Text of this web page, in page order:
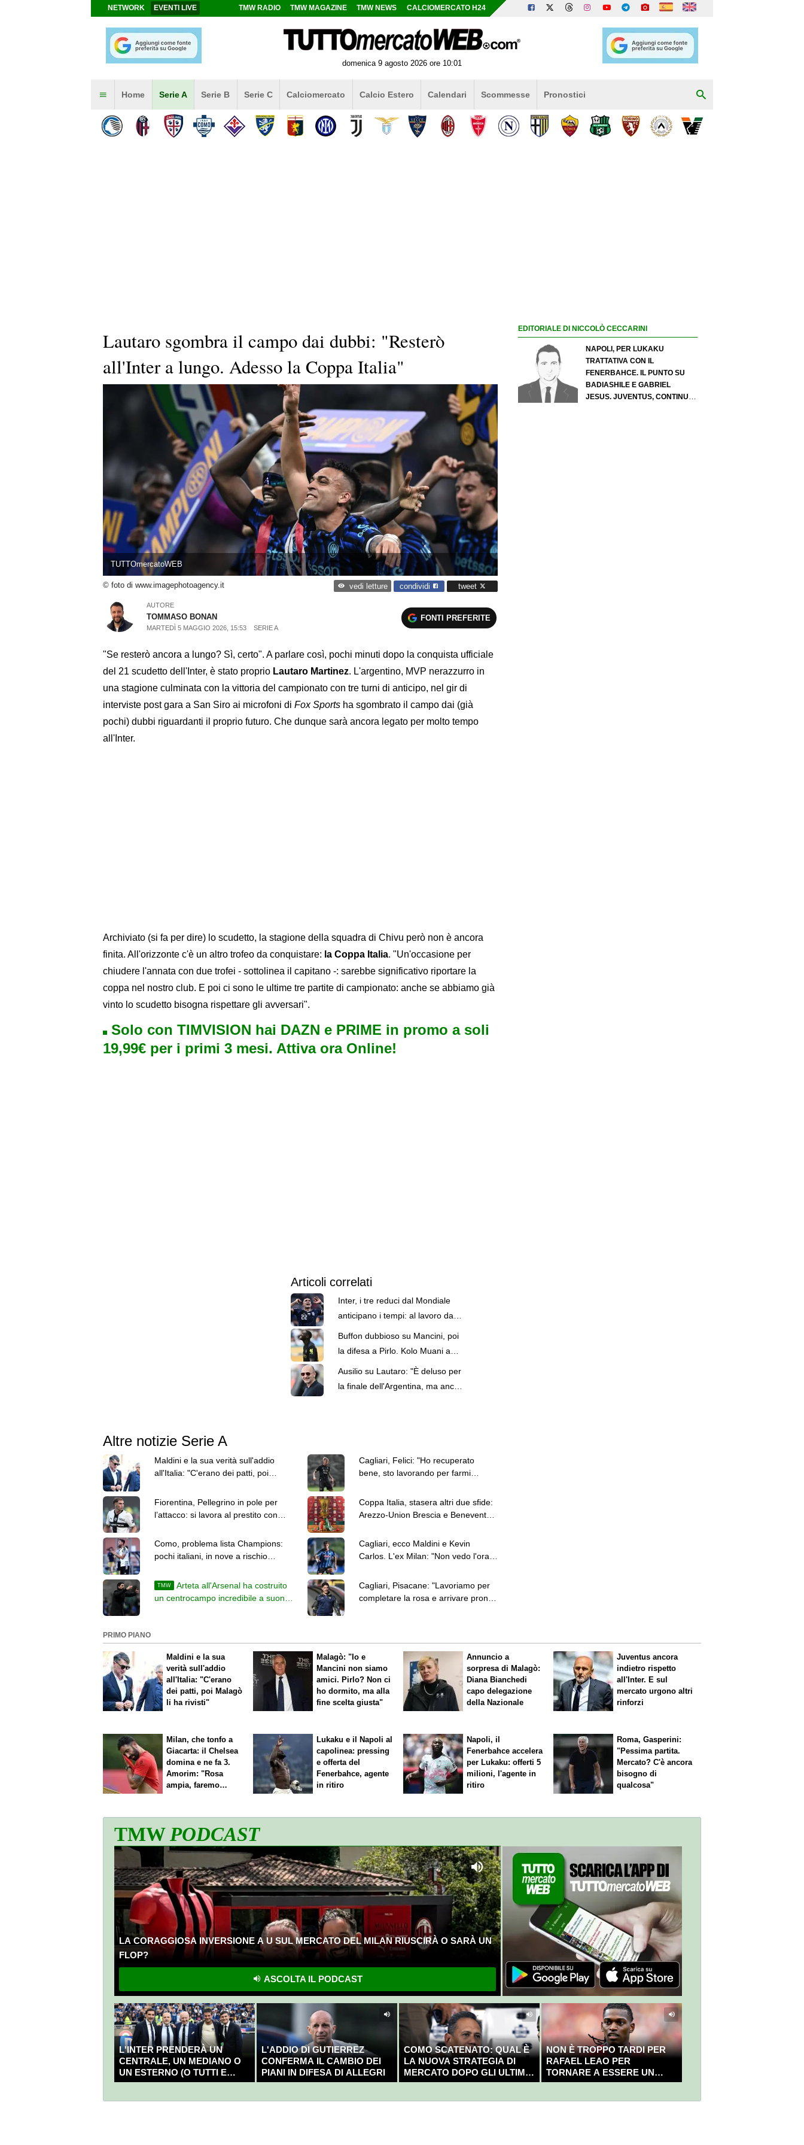
NETWORK EVENTI LIVE TMW RADIO TMW MAGAZINE TMW NEWS CALCIOMERCATO H24
domenica 9 agosto 2026 ore 10:01
Home Serie A Serie B Serie C Calciomercato Calcio Estero Calendari Scommesse Pronostici
Lautaro sgombra il campo dai dubbi: "Resterò
all'Inter a lungo. Adesso la Coppa Italia"
TUTTOmercatoWEB
© foto di www.imagephotoagency.it vedi letture condividi tweet
AUTORE
TOMMASO BONAN
MARTEDÌ 5 MAGGIO 2026, 15:53 SERIE A
FONTI PREFERITE
"Se resterò ancora a lungo? Sì, certo". A parlare così, pochi minuti dopo la conquista ufficiale
del 21 scudetto dell'Inter, è stato proprio Lautaro Martinez. L'argentino, MVP nerazzurro in
una stagione culminata con la vittoria del campionato con tre turni di anticipo, nel gir di
interviste post gara a San Siro ai microfoni di Fox Sports ha sgombrato il campo dai (già
pochi) dubbi riguardanti il proprio futuro. Che dunque sarà ancora legato per molto tempo
all'Inter.
Archiviato (si fa per dire) lo scudetto, la stagione della squadra di Chivu però non è ancora
finita. All'orizzonte c'è un altro trofeo da conquistare: la Coppa Italia. "Un'occasione per
chiudere l'annata con due trofei - sottolinea il capitano -: sarebbe significativo riportare la
coppa nel nostro club. E poi ci sono le ultime tre partite di campionato: anche se abbiamo già
vinto lo scudetto bisogna rispettare gli avversari".
Solo con TIMVISION hai DAZN e PRIME in promo a soli
19,99€ per i primi 3 mesi. Attiva ora Online!
Articoli correlati
Inter, i tre reduci dal Mondiale
anticipano i tempi: al lavoro da
domenica
Buffon dubbioso su Mancini, poi
la difesa a Pirlo. Kolo Muani a
Torino: le top news delle 13
Ausilio su Lautaro: "È deluso per
la finale dell'Argentina, ma anche
Altre notizie Serie A
Maldini e la sua verità sull'addio
all'Italia: "C'erano dei patti, poi
Cagliari, Felici: "Ho recuperato
bene, sto lavorando per farmi
Fiorentina, Pellegrino in pole per
l’attacco: si lavora al prestito con
Coppa Italia, stasera altri due sfide:
Arezzo-Union Brescia e Benevento-
Como, problema lista Champions:
pochi italiani, in nove a rischio
Cagliari, ecco Maldini e Kevin
Carlos. L'ex Milan: "Non vedo l'ora
TMW
Arteta all'Arsenal ha costruito
un centrocampo incredibile a suon
Cagliari, Pisacane: "Lavoriamo per
completare la rosa e arrivare pronti
EDITORIALE DI NICCOLÒ CECCARINI
NAPOLI, PER LUKAKU
TRATTATIVA CON IL
FENERBAHCE. IL PUNTO SU
BADIASHILE E GABRIEL
JESUS. JUVENTUS, CONTINUA
PRIMO PIANO
Maldini e la sua
verità sull'addio
all'Italia: "C'erano
dei patti, poi Malagò
li ha rivisti"
Malagò: "Io e
Mancini non siamo
amici. Pirlo? Non ci
ho dormito, ma alla
fine scelta giusta"
Annuncio a
sorpresa di Malagò:
Diana Bianchedi
capo delegazione
della Nazionale
Juventus ancora
indietro rispetto
all'Inter. E sul
mercato urgono altri
rinforzi
Milan, che tonfo a
Giacarta: il Chelsea
domina e ne fa 3.
Amorim: "Rosa
ampia, faremo
Lukaku e il Napoli al
capolinea: pressing
e offerta del
Fenerbahce, agente
in ritiro
Napoli, il
Fenerbahce accelera
per Lukaku: offerti 5
milioni, l'agente in
ritiro
Roma, Gasperini:
"Pessima partita.
Mercato? C'è ancora
bisogno di
qualcosa"
TMWPODCAST
LA CORAGGIOSA INVERSIONE A U SUL MERCATO DEL MILAN RIUSCIRÀ O SARÀ UN
FLOP?
ASCOLTA IL PODCAST
L'INTER PRENDERÀ UN
CENTRALE, UN MEDIANO O
UN ESTERNO (O TUTTI E
TRE?)
L'ADDIO DI GUTIERREZ
CONFERMA IL CAMBIO DEI
PIANI IN DIFESA DI ALLEGRI
COMO SCATENATO: QUAL È
LA NUOVA STRATEGIA DI
MERCATO DOPO GLI ULTIMI
COLPI?
NON È TROPPO TARDI PER
RAFAEL LEAO PER
TORNARE A ESSERE UN
CAMPIONE